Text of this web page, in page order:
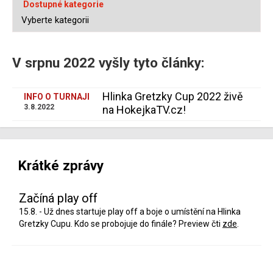
Dostupné kategorie
V srpnu 2022 vyšly tyto články:
INFO O TURNAJI
3.8.2022
Hlinka Gretzky Cup 2022 živě
na HokejkaTV.cz!
Krátké zprávy
Začíná play off
15.8. - Už dnes startuje play off a boje o umístění na Hlinka
Gretzky Cupu. Kdo se probojuje do finále? Preview čti zde.